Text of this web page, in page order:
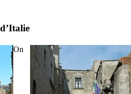
On